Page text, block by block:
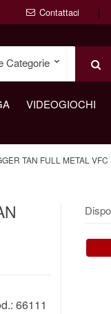
Contattaci
VIDEOGIOCHI
TAN FULL METAL
66111